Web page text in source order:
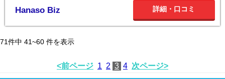
Hanaso Biz 詳細・口コミ
71件中 41~60 件を表示
<前ページ 1 2 3 4 次ページ>